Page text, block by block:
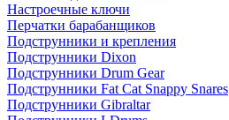
Настроечные ключи
Перчатки барабанщиков
Подструнники и крепления
Подструнники Dixon
Подструнники Drum Gear
Подструнники Fat Cat Snappy Snares
Подструнники Gibraltar